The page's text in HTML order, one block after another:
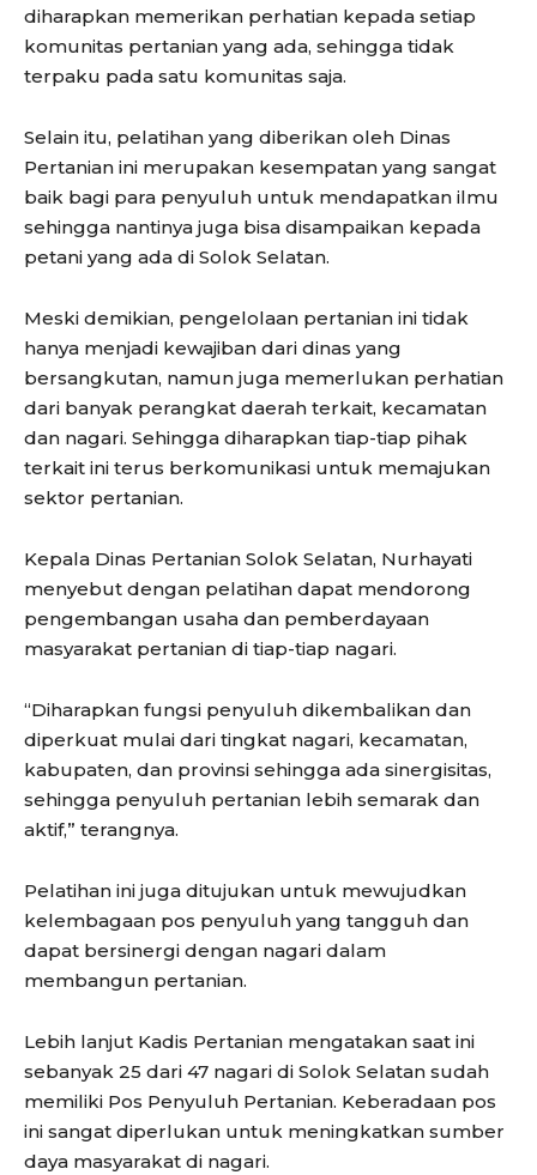
diharapkan memerikan perhatian kepada setiap
komunitas pertanian yang ada, sehingga tidak
terpaku pada satu komunitas saja.
Selain itu, pelatihan yang diberikan oleh Dinas
Pertanian ini merupakan kesempatan yang sangat
baik bagi para penyuluh untuk mendapatkan ilmu
sehingga nantinya juga bisa disampaikan kepada
petani yang ada di Solok Selatan.
Meski demikian, pengelolaan pertanian ini tidak
hanya menjadi kewajiban dari dinas yang
bersangkutan, namun juga memerlukan perhatian
dari banyak perangkat daerah terkait, kecamatan
dan nagari. Sehingga diharapkan tiap-tiap pihak
terkait ini terus berkomunikasi untuk memajukan
sektor pertanian.
Kepala Dinas Pertanian Solok Selatan, Nurhayati
menyebut dengan pelatihan dapat mendorong
pengembangan usaha dan pemberdayaan
masyarakat pertanian di tiap-tiap nagari.
“Diharapkan fungsi penyuluh dikembalikan dan
diperkuat mulai dari tingkat nagari, kecamatan,
kabupaten, dan provinsi sehingga ada sinergisitas,
sehingga penyuluh pertanian lebih semarak dan
aktif,” terangnya.
Pelatihan ini juga ditujukan untuk mewujudkan
kelembagaan pos penyuluh yang tangguh dan
dapat bersinergi dengan nagari dalam
membangun pertanian.
Lebih lanjut Kadis Pertanian mengatakan saat ini
sebanyak 25 dari 47 nagari di Solok Selatan sudah
memiliki Pos Penyuluh Pertanian. Keberadaan pos
ini sangat diperlukan untuk meningkatkan sumber
daya masyarakat di nagari.